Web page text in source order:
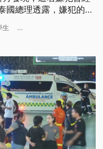
國總理透露，嫌犯的動
生 ...